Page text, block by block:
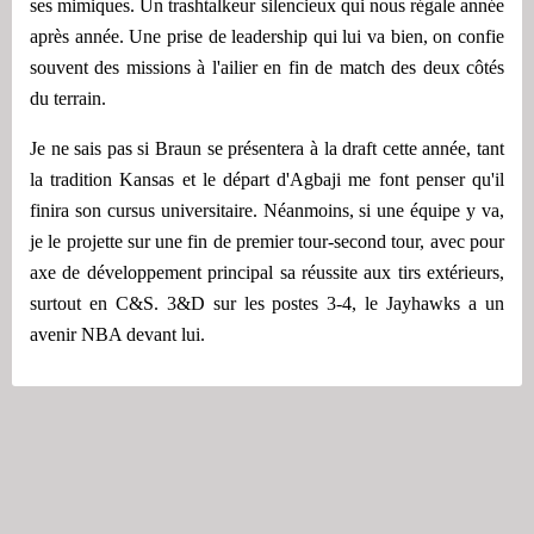
ses mimiques. Un trashtalkeur silencieux qui nous régale année
après année. Une prise de leadership qui lui va bien, on confie
souvent des missions à l'ailier en fin de match des deux côtés
du terrain.
Je ne sais pas si Braun se présentera à la draft cette année, tant
la tradition Kansas et le départ d'Agbaji me font penser qu'il
finira son cursus universitaire. Néanmoins, si une équipe y va,
je le projette sur une fin de premier tour-second tour, avec pour
axe de développement principal sa réussite aux tirs extérieurs,
surtout en C&S. 3&D sur les postes 3-4, le Jayhawks a un
avenir NBA devant lui.